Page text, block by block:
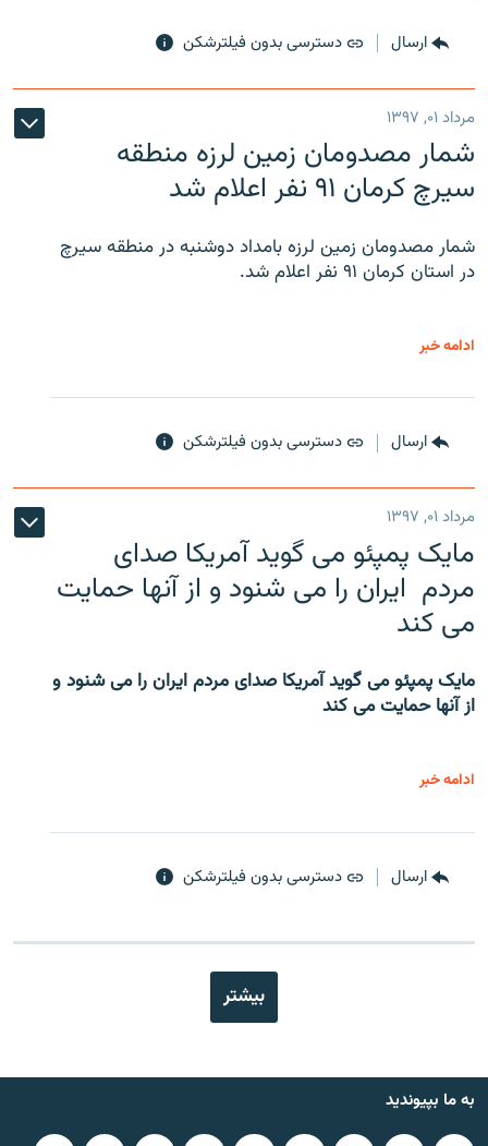
ارسال دسترسی بدون فیلترشکن
مرداد ۰۱, ۱۳۹۷
شمار مصدومان زمین لرزه منطقه
سیرچ کرمان ۹۱ نفر اعلام شد
شمار مصدومان زمین لرزه بامداد دوشنبه در منطقه سیرچ
در استان کرمان ۹۱ نفر اعلام شد.
ادامه خبر
ارسال دسترسی بدون فیلترشکن
مرداد ۰۱, ۱۳۹۷
مایک پمپئو می گوید آمریکا صدای
مردم ایران را می شنود و از آنها حمایت
می کند
مایک پمپئو می گوید آمریکا صدای مردم ایران را می شنود و
از آنها حمایت می کند
ادامه خبر
ارسال دسترسی بدون فیلترشکن
بیشتر
به ما بپیوندید